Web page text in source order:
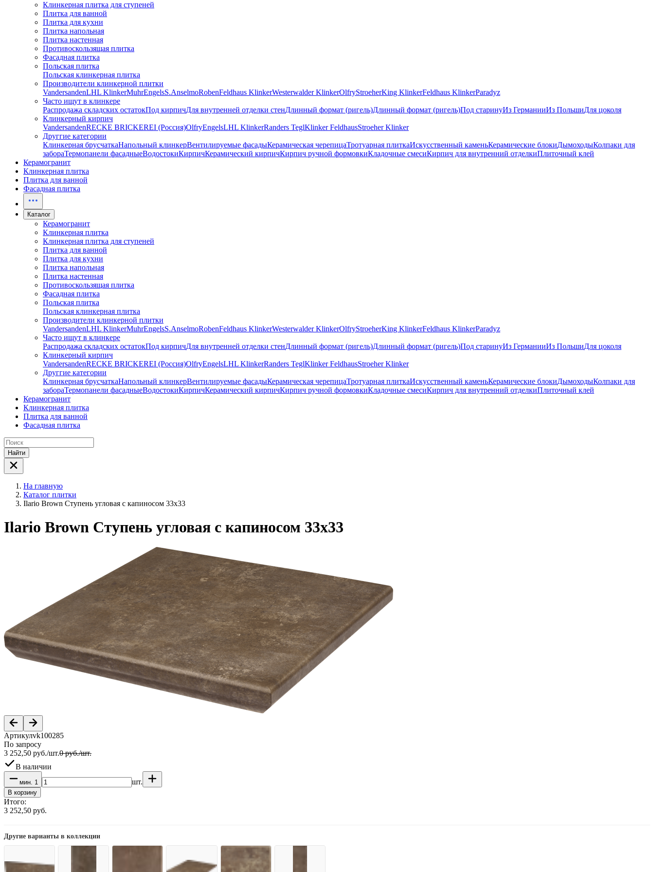
Клинкерная плитка для ступеней
Плитка для ванной
Плитка для кухни
Плитка напольная
Плитка настенная
Противоскользящая плитка
Фасадная плитка
Польская плитка
Польская клинкерная плитка
Производители клинкерной плитки
VandersandenLHL KlinkerMuhrEngelsS.AnselmoRobenFeldhaus KlinkerWesterwalder KlinkerOlfryStroeherKing KlinkerFeldhaus KlinkerParadyz
Часто ищут в клинкере
Распродажа складских остатокПод кирпичДля внутренней отделки стенДлинный формат (ригель)Длинный формат (ригель)Под старинуИз ГерманииИз ПольшиДля цоколя
Клинкерный кирпич
VandersandenRECKE BRICKEREI (Россия)OlfryEngelsLHL KlinkerRanders TeglKlinker FeldhausStroeher Klinker
Друггие категории
Клинкерная брусчаткаНапольный клинкерВентилируемые фасадыКерамическая черепицаТротуарная плиткаИскусственный каменьКерамические блокиДымоходыКолпаки для
забораТермопанели фасадныеВодостокиКирпичКерамический кирпичКирпич ручной формовкиКладочные смесиКирпич для внутренний отделкиПлиточный клей
Керамогранит
Клинкерная плитка
Плитка для ванной
Фасадная плитка
Каталог
Керамогранит
Клинкерная плитка
Клинкерная плитка для ступеней
Плитка для ванной
Плитка для кухни
Плитка напольная
Плитка настенная
Противоскользящая плитка
Фасадная плитка
Польская плитка
Польская клинкерная плитка
Производители клинкерной плитки
VandersandenLHL KlinkerMuhrEngelsS.AnselmoRobenFeldhaus KlinkerWesterwalder KlinkerOlfryStroeherKing KlinkerFeldhaus KlinkerParadyz
Часто ищут в клинкере
Распродажа складских остатокПод кирпичДля внутренней отделки стенДлинный формат (ригель)Длинный формат (ригель)Под старинуИз ГерманииИз ПольшиДля цоколя
Клинкерный кирпич
VandersandenRECKE BRICKEREI (Россия)OlfryEngelsLHL KlinkerRanders TeglKlinker FeldhausStroeher Klinker
Друггие категории
Клинкерная брусчаткаНапольный клинкерВентилируемые фасадыКерамическая черепицаТротуарная плиткаИскусственный каменьКерамические блокиДымоходыКолпаки для
забораТермопанели фасадныеВодостокиКирпичКерамический кирпичКирпич ручной формовкиКладочные смесиКирпич для внутренний отделкиПлиточный клей
Керамогранит
Клинкерная плитка
Плитка для ванной
Фасадная плитка
Найти
На главную
Каталог плитки
Ilario Brown Ступень угловая с капиносом 33х33
Ilario Brown Ступень угловая с капиносом 33х33
Артикулvk100285
По запросу
3 252,50 руб./шт.0 руб./шт.
В наличии
мин. 1 шт.
В корзину
Итого:
3 252,50 руб.
Другие варианты в коллекции